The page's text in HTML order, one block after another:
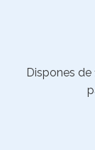
Dispones